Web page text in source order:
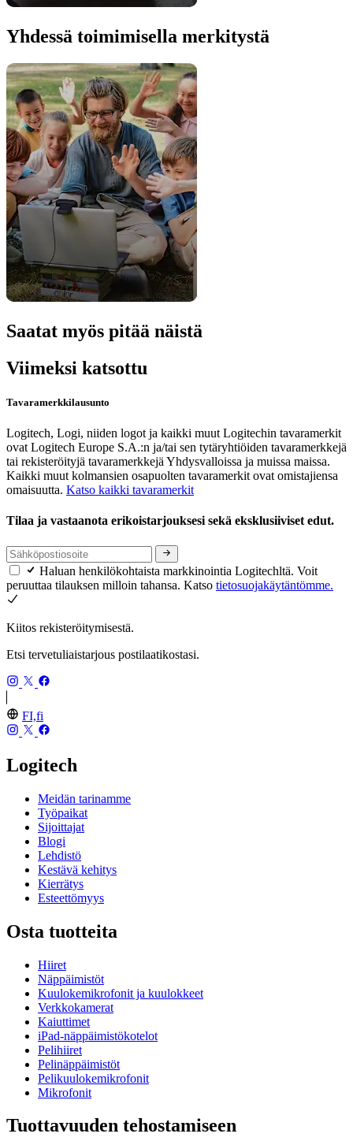
Yhdessä toimimisella merkitystä
Saatat myös pitää näistä
Viimeksi katsottu
Tavaramerkkilausunto
Logitech, Logi, niiden logot ja kaikki muut Logitechin tavaramerkit
ovat Logitech Europe S.A.:n ja/tai sen tytäryhtiöiden tavaramerkkejä
tai rekisteröityjä tavaramerkkejä Yhdysvalloissa ja muissa maissa.
Kaikki muut kolmansien osapuolten tavaramerkit ovat omistajiensa
omaisuutta. Katso kaikki tavaramerkit
Tilaa ja vastaanota erikoistarjouksesi sekä eksklusiiviset edut.
Haluan henkilökohtaista markkinointia Logitechltä. Voit
peruuttaa tilauksen milloin tahansa. Katso tietosuojakäytäntömme.
Kiitos rekisteröitymisestä.
Etsi tervetuliaistarjous postilaatikostasi.
FI,fi
Logitech
Meidän tarinamme
Työpaikat
Sijoittajat
Blogi
Lehdistö
Kestävä kehitys
Kierrätys
Esteettömyys
Osta tuotteita
Hiiret
Näppäimistöt
Kuulokemikrofonit ja kuulokkeet
Verkkokamerat
Kaiuttimet
iPad-näppäimistökotelot
Pelihiiret
Pelinäppäimistöt
Pelikuulokemikrofonit
Mikrofonit
Tuottavuuden tehostamiseen